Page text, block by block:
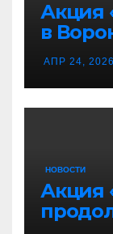
Акция
в
АПР 24, 2026
НОВОСТИ
Акция